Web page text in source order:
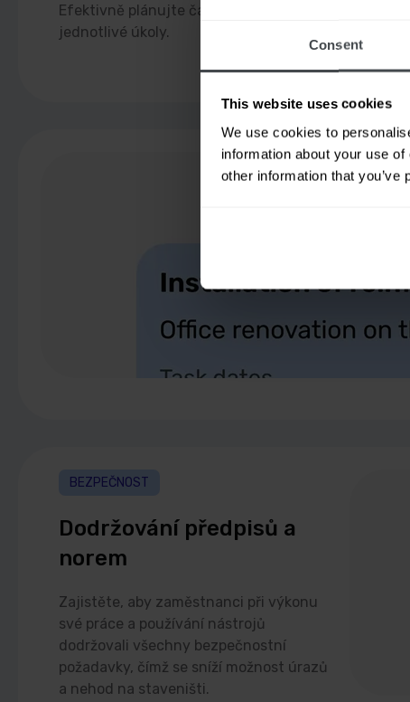
Consent
This website uses cookies
We use cookies to
information about your use
other information that
Efektivně plánujte čas a zdroje pro
jednotlivé úkoly.
BEZPEČNOST
Dodržování předpisů a
norem
Zajistěte, aby zaměstnanci při výkonu
své práce a používání nástrojů
dodržovali všechny bezpečnostní
požadavky, čímž se sníží možnost úrazů
a nehod na staveništi.